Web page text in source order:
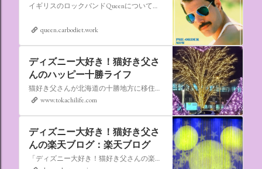
イギリスのロックバンドQueenについての情報をアップします。
queen.carbodiet.work
ディズニー大好き！猫好き父さ
んのハッピー十勝ライフ
猫好き父さんが北海道の十勝地方に移住しました。なれない北海道の暮らしについてお伝えします。
www.tokachilife.com
ディズニー大好き！猫好き父さ
んの楽天ブログ：楽天ブログ
「ディズニー大好き！猫好き父さんの楽天ブログ」にようこそ！ いろんなブログサービスが廃止になるなか満を持して楽天ブログをはじめようと思います。 よろしくお願いいたします。